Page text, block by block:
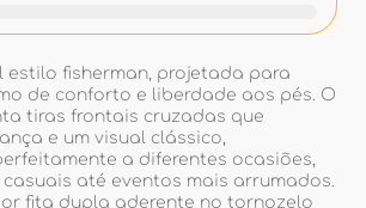
estilo fisherman, projetada para
de conforto e liberdade aos pés. O
tiras frontais cruzadas que
e um visual clássico,
a diferentes ocasiões,
até eventos mais arrumados.
fita dupla aderente no tornozelo